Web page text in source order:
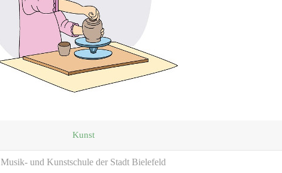
Kunst
Musik- und Kunstschule der Stadt Bielefeld